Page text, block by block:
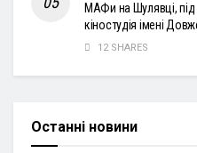
МАФи на Шулявці,
кіностудія імені
12 SHARES
Останні новини